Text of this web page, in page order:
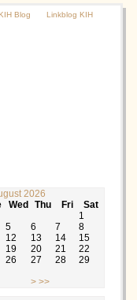
Blog Linkblog KIH
2026
Wed Thu Fri Sat
> >>
1
5 6 7
8
12 13 14
15
19 20 21
22
26 27 28
29